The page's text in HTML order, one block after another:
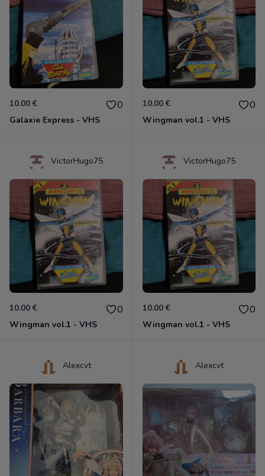
10.00 € 0
Galaxie Express - VHS
10.00 € 0
Wingman vol.1 - VHS
VictorHugo75
10.00 € 0
Wingman vol.1 - VHS
VictorHugo75
10.00 € 0
Wingman vol.1 - VHS
Alexcvt Alexcvt